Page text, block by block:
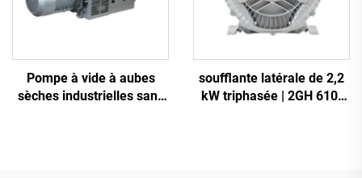
Pompe à vide à aubes
sèches industrielles sans
soufflante latérale de 2,2
kW triphasée | 2GH 610-